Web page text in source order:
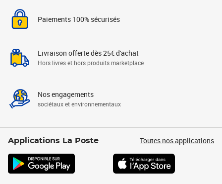
Paiements 100% sécurisés
Livraison offerte dès 25€ d'achat
Hors livres et hors produits marketplace
Nos engagements
sociétaux et environnementaux
Applications La Poste Toutes nos applications